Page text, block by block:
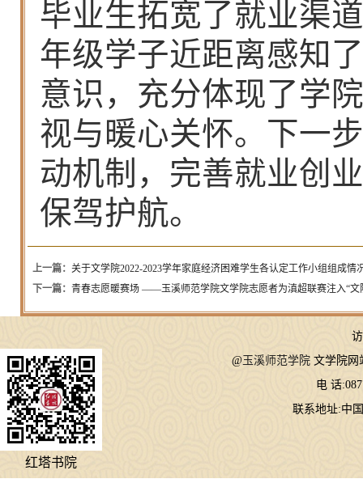
毕业生拓宽了就业渠
年级学子近距离感知
意识，充分体现了学
视与暖心关怀。下一
动机制，完善就业创
保驾护航。
上一篇： 关于文学院2022-2023学年家庭经济困难学生各认定工作小组组成情
下一篇： 青春志愿暖赛场 ——玉溪师范学院文学院志愿者为滇超联赛注入“文
红塔书院
@玉溪师范学院 文学院网
电 话
联系地址:中